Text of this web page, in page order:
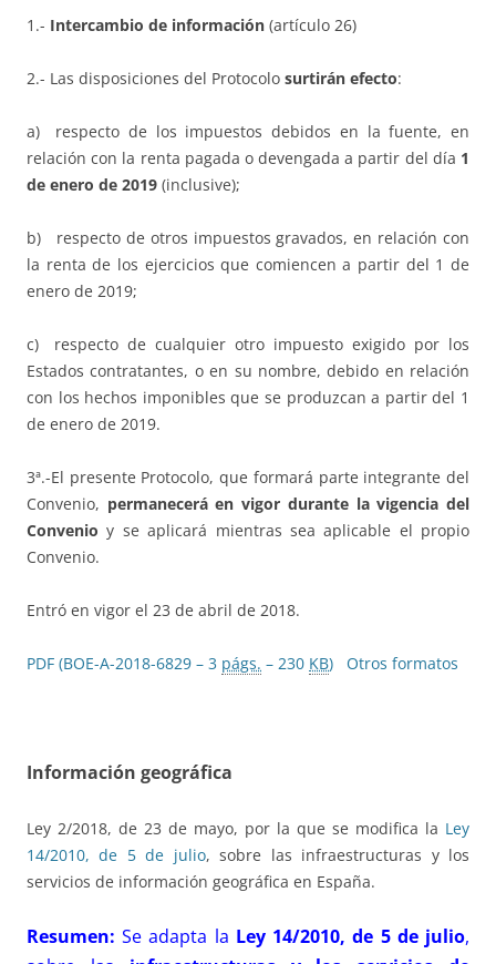
1.- Intercambio de información (artículo 26)
2.- Las disposiciones del Protocolo surtirán efecto:
a) respecto de los impuestos debidos en la fuente, en
relación con la renta pagada o devengada a partir del día 1
de enero de 2019 (inclusive);
b) respecto de otros impuestos gravados, en relación con
la renta de los ejercicios que comiencen a partir del 1 de
enero de 2019;
c) respecto de cualquier otro impuesto exigido por los
Estados contratantes, o en su nombre, debido en relación
con los hechos imponibles que se produzcan a partir del 1
de enero de 2019.
3ª.-El presente Protocolo, que formará parte integrante del
Convenio, permanecerá en vigor durante la vigencia del
Convenio y se aplicará mientras sea aplicable el propio
Convenio.
Entró en vigor el 23 de abril de 2018.
PDF (BOE-A-2018-6829 – 3 págs. – 230 KB) Otros formatos
Información geográfica
Ley 2/2018, de 23 de mayo, por la que se modifica la Ley
14/2010, de 5 de julio, sobre las infraestructuras y los
servicios de información geográfica en España.
Resumen: Se adapta la Ley 14/2010, de 5 de julio,